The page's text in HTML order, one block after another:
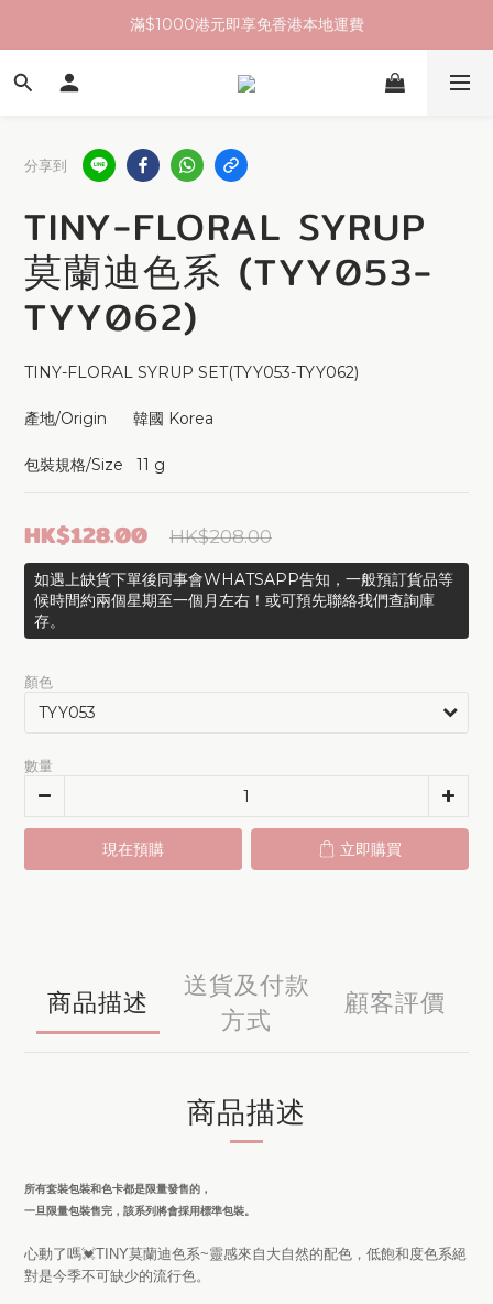
滿$1000港元即享免香港本地運費
分享到
TINY-FLORAL SYRUP
莫蘭迪色系 (TYY053-
TYY062)
TINY-FLORAL SYRUP SET(TYY053-TYY062)
產地/Origin      韓國 Korea
包裝規格/Size   11 g
HK$208.00
HK$128.00
如遇上缺貨下單後同事會WHATSAPP告知，一般預訂貨品等
候時間約兩個星期至一個月左右！或可預先聯絡我們查詢庫
存。
顏色
數量
現在預購 立即購買
商品描述
送貨及付款
方式
顧客評價
商品描述
所有套裝包裝和色卡都是限量發售的，
一旦限量包裝售完，該系列將會採用標準包裝。
心動了嗎💓TINY莫蘭迪色系~靈感來自大自然的配色，低飽和度色系絕
對是今季不可缺少的流行色。